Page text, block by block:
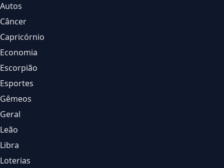
Autos
Câncer
Capricórnio
Economia
Escorpião
Esportes
Gêmeos
Geral
Leão
Libra
Loterias